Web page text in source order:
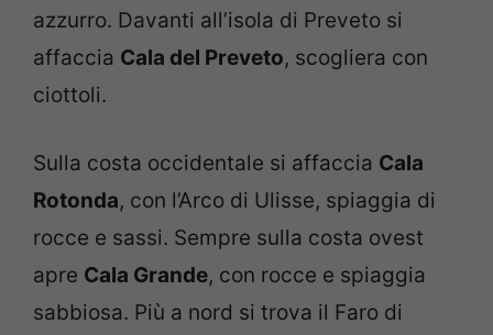
azzurro. Davanti all’isola di Preveto si
affaccia Cala del Preveto, scogliera con
ciottoli.
Sulla costa occidentale si affaccia Cala
Rotonda, con l’Arco di Ulisse, spiaggia di
rocce e sassi. Sempre sulla costa ovest
apre Cala Grande, con rocce e spiaggia
sabbiosa. Più a nord si trova il Faro di